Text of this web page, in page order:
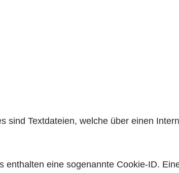
sind Textdateien, welche über einen
eine sogenannte Cookie-ID.